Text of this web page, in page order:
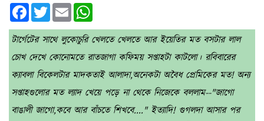
FacebookTwitterEmail
টার্গেটের সাথে লুকোচুরি খেলতে খেলতে আর ইয়েতির মত বসটার লাল
চোখ দেখে কোনোমতে রাতজাগা কফিময় সপ্তাহটা কাটলো। রবিবারের
ক্যাবলা বিকেলটার মাদকতাই আলাদা,অনেকটা অবৈধ প্রেমিকের মত! অন্য
সপ্তাহগুলোর মত ল্যাদ খেয়ে পড়ে না থেকে নিজেকে বললাম--"জাগো
বাঙালী জাগো,কবে আর বাঁচতে শিখবে...." ইত্যাদি! গুগলদা আসার পর